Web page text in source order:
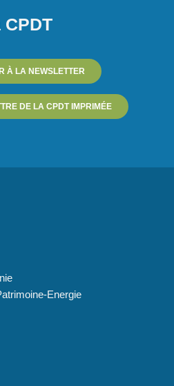
CPDT
À LA NEWSLETTER
DE LA CPDT IMPRIMÉE
Energie